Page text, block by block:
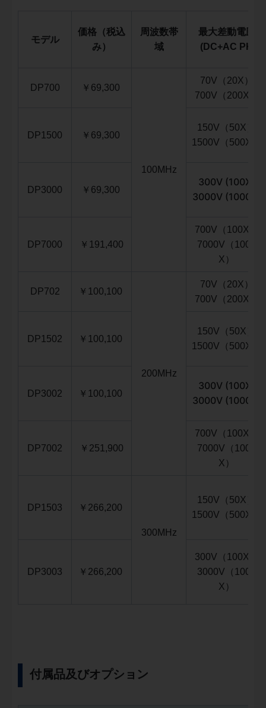
モデル
価格（税込
み）
周波数帯
域
最大差動電圧
(DC+AC PK)
DP700 ￥69,300
100MHz
70V（20X）
700V（200X）
DP1500 ￥69,300
150V（50X）
1500V（500X）
DP3000 ￥69,300
300V (100X)
3000V (1000X)
DP7000 ￥ 191,400
700V（100X）
7000V（1000
X）
DP702 ￥100,100
200MHz
70V（20X）
700V（200X）
DP1502 ￥100,100
150V（50X）
1500V（500X）
DP3002 ￥100,100
300V (100X)
3000V (1000X)
DP7002 ￥251,900
700V（100X）
7000V（1000
X）
DP1503 ￥ 266,200
300MHz
150V（50X）
1500V（500X）
DP3003 ￥ 266,200
300V（100X）
3000V（1000
X）
付属品及びオプション